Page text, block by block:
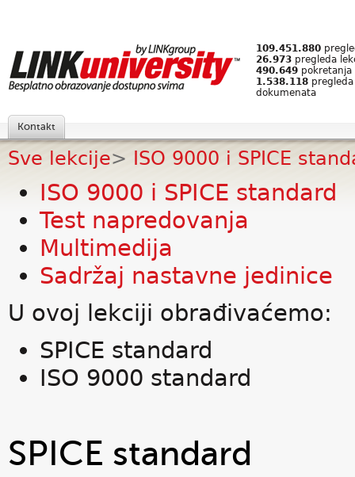
109.451.880
26.973 pregleda
490.649 pokretanja
1.538.118
dokumenata
Kontakt
Sve lekcije> ISO 9000 i SPICE
ISO 9000 i SPICE standard
Test napredovanja
Multimedija
Sadržaj nastavne jedinice
U ovoj lekciji obrađivaćemo:
SPICE standard
ISO 9000 standard
SPICE standard